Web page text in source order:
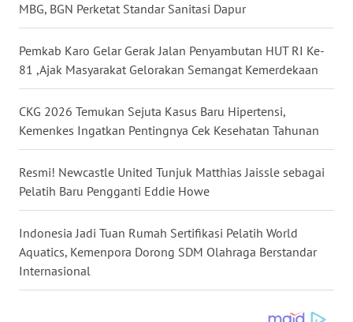
MBG, BGN Perketat Standar Sanitasi Dapur
Pemkab Karo Gelar Gerak Jalan Penyambutan HUT RI Ke-
81 ,Ajak Masyarakat Gelorakan Semangat Kemerdekaan
CKG 2026 Temukan Sejuta Kasus Baru Hipertensi,
Kemenkes Ingatkan Pentingnya Cek Kesehatan Tahunan
Resmi! Newcastle United Tunjuk Matthias Jaissle sebagai
Pelatih Baru Pengganti Eddie Howe
Indonesia Jadi Tuan Rumah Sertifikasi Pelatih World
Aquatics, Kemenpora Dorong SDM Olahraga Berstandar
Internasional
WN
PAPUA
WN
PAPUA
WN
JAMBI